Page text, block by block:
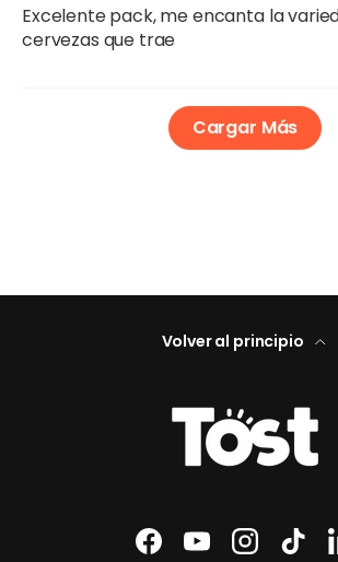
Excelente pack, me encanta la
cervezas que trae
Cargar Más
Volver al principio
Facebook
YouTubeInstagram